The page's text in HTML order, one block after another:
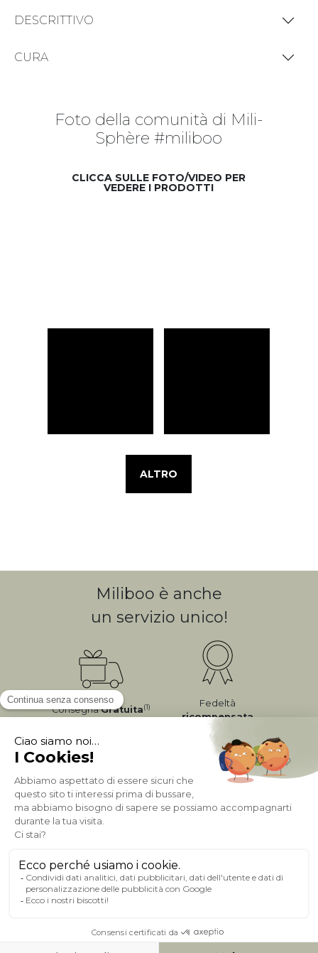
DESCRITTIVO
CURA
Foto della comunità di Mili-
Sphère #miliboo
CLICCA SULLE FOTO/VIDEO PER
VEDERE I PRODOTTI
ALTRO
Miliboo è anche
un servizio unico!
ConsegnaGratuita(1)
Fedeltà
ricompensata
Pagamento sicuro
A PROPOSITO DI MILIBOO
AIUTO & CONTATTO